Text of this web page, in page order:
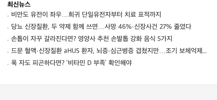
최신뉴스
비만도 유전이 좌우…희귀 단일유전자부터 치료 표적까지
당뇨 신장질환, 두 약제 함께 쓰면…사망 46%·신장사건 27% 줄였다
손톱이 자꾸 갈라진다면? 영양사 추천 손발톱 강화 음식 5가지
드문 혈액·신장질환 aHUS 환자, 뇌증·심근병증 겹쳤지만…조기 보체억제치료로 신경학적 회복 보여
푹 자도 피곤하다면? ‘비타민 D 부족’ 확인해야